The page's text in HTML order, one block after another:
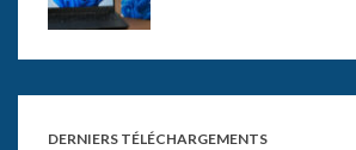
DERNIERS TÉLÉCHARGEMENTS